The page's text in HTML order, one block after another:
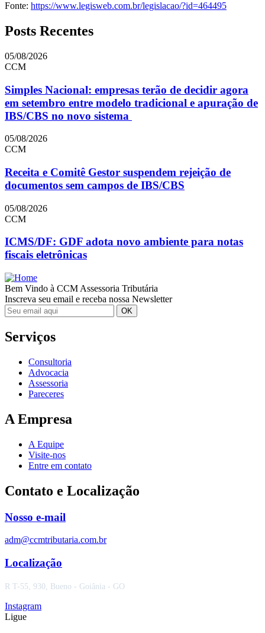
Fonte: https://www.legisweb.com.br/legislacao/?id=464495
Posts Recentes
05/08/2026
CCM
Simples Nacional: empresas terão de decidir agora
em setembro entre modelo tradicional e apuração de
IBS/CBS no novo sistema
05/08/2026
CCM
Receita e Comitê Gestor suspendem rejeição de
documentos sem campos de IBS/CBS
05/08/2026
CCM
ICMS/DF: GDF adota novo ambiente para notas
fiscais eletrônicas
Bem Vindo à CCM Assessoria Tributária
Inscreva seu email e receba nossa Newsletter
Serviços
Consultoria
Advocacia
Assessoria
Pareceres
A Empresa
A Equipe
Visite-nos
Entre em contato
Contato e Localização
Nosso e-mail
adm@ccmtributaria.com.br
Localização
R T-55, 930, Bueno - Goiânia - GO
Instagram
Ligue